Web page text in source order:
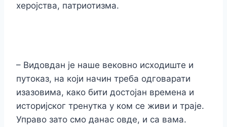
херојства, патриотизма.
– Видовдан је наше вековно исходиште и
путоказ, на који начин треба одговарати
изазовима, како бити достојан времена и
историјског тренутка у ком се живи и траје.
Управо зато смо данас овде, и са вама.